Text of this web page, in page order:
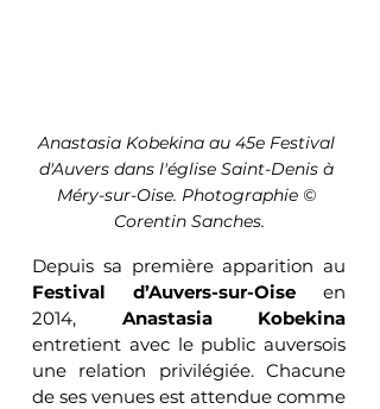
Anastasia Kobekina au 45e Festival
d'Auvers dans l'église Saint-Denis à
Méry-sur-Oise. Photographie ©
Corentin Sanches.
Festival d’Auvers-sur-Oise en
2014, Anastasia Kobekina
entretient avec le public auversois
une relation privilégiée. Chacune
de ses venues est attendue comme